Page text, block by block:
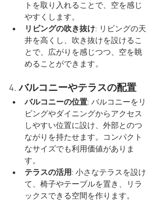
トを取り入れることで、空を感じ
やすくします。
リビングの吹き抜け: リビングの天
井を高くし、吹き抜けを設けるこ
とで、広がりを感じつつ、空を眺
めることができます。
4. バルコニーやテラスの配置
バルコニーの位置: バルコニーをリ
ビングやダイニングからアクセス
しやすい位置に設け、外部とのつ
ながりを持たせます。コンパクト
なサイズでも利用価値がありま
す。
テラスの活用: 小さなテラスを設け
て、椅子やテーブルを置き、リラ
ックスできる空間を作ります。